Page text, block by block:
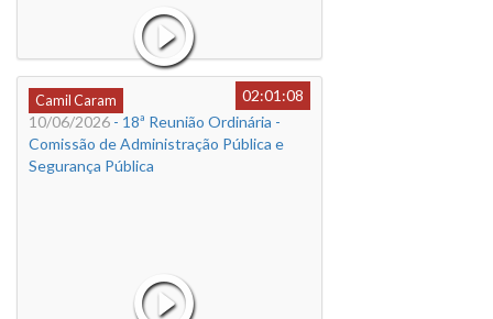
Camil Caram
02:01:08
10/06/2026 - 18ª Reunião Ordinária -
Comissão de Administração Pública e
Segurança Pública